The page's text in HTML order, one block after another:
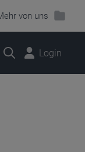
von uns
Suche Login